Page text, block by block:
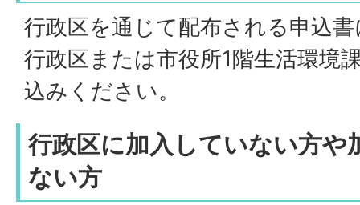
行政区を通じて配布される申込
行政区または市役所1階生活環境
込みください。
行政区に加入していない方や
ない方